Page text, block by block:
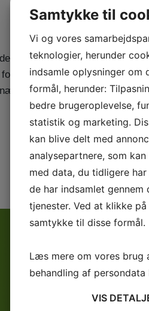
skal være mindst 20
generalforsamling på en
Senior - Danmarksserien
Samtykke til
Vi og vores
teknologier, herunder
indsamle oplysninger om
formål, herunder:
bedre brugeroplevelse,
statistik og marketing.
kan blive delt med
analysepartnere, som
med data, du tidligere
de har indsamlet gennem
tjenester. Ved at klikke
samtykke til disse formål.
Læs mere om vores brug
behandling af persondata
VIS